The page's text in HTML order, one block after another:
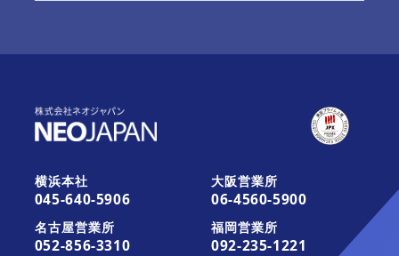
ご利用内容の変更
活用ガイド・その他のサポート
お知らせ
活用ガイド・その他のサポート
契約約款一覧
横浜本社
045-640-5906
大阪営業所
06-4560-5900
名古屋営業所
052-856-3310
福岡営業所
092-235-1221